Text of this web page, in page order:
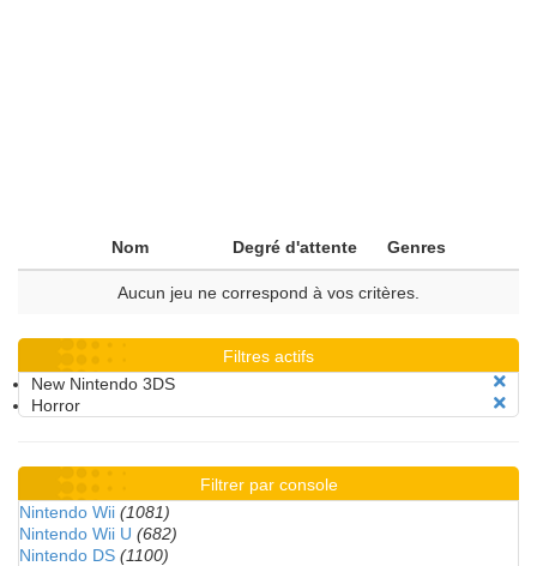
Nom Degré d'attente Genres
Aucun jeu ne correspond à vos critères.
Filtres actifs
New Nintendo 3DS
Horror
Filtrer par console
Nintendo Wii (1081)
Nintendo Wii U (682)
Nintendo DS (1100)